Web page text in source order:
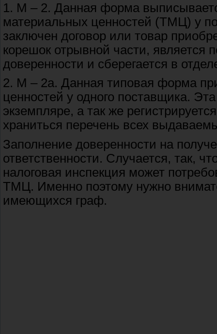
1. М – 2. Данная форма
материальных ценностей (ТМЦ) у
заключен договор или товар
корешок отрывной части,
доверенности и сберегается в
2. М – 2а. Данная типовая форма
ценностей у одного поставщика.
экземпляре, а так же
храниться перечень всех
Заполнение доверенности на
ответственности. Случается, так,
налоговая инспекция может
ТМЦ. Именно поэтому нужно
имеющихся граф.